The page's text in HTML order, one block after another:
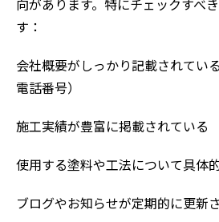
向があります。特にチェックすべ
す：
会社概要がしっかり記載されてい
電話番号）
施工実績が豊富に掲載されている
使用する塗料や工法について具体
ブログやお知らせが定期的に更新